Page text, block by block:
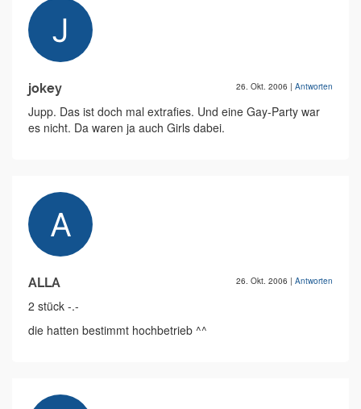
jokey 26. Okt. 2006 | Antworten
Jupp. Das ist doch mal extrafies. Und eine Gay-Party war
es nicht. Da waren ja auch Girls dabei.
ALLA 26. Okt. 2006 | Antworten
2 stück -.-
die hatten bestimmt hochbetrieb ^^